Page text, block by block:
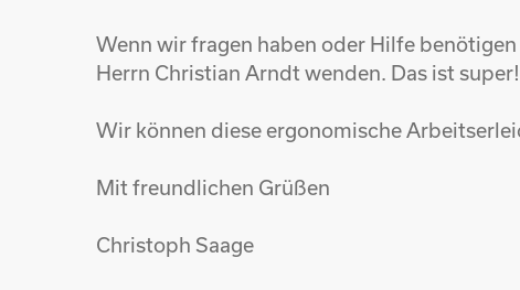
Wenn wir fragen haben oder Hilfe
Herrn Christian Arndt wenden. Das ist super!
Wir können diese ergonomische
Mit freundlichen Grüßen
Christoph Saage